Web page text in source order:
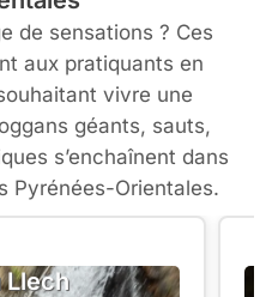
de sensations ? Ces
aux pratiquants en
vivre une
géants, sauts,
s’enchaînent dans
Pyrénées-Orientales.
Llech